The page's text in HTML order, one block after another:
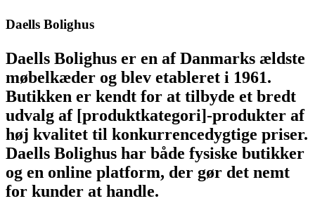
Daells Bolighus
Daells Bolighus er en af Danmarks ældste
møbelkæder og blev etableret i 1961.
Butikken er kendt for at tilbyde et bredt
udvalg af [produktkategori]-produkter af
høj kvalitet til konkurrencedygtige priser.
Daells Bolighus har både fysiske butikker
og en online platform, der gør det nemt
for kunder at handle.